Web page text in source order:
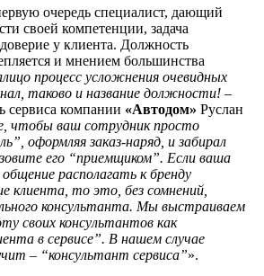
очередь специалист, дающий
своей компетенции, задача
доверие у клиента. Должность
и мнением большинства
процесс усложнения очевидных
таково и название должности! –
сервиса компании «Автодом» Руслан
чтобы ваш сотрудник просто
оформляя заказ-наряд, и забирал
его “приемщиком”. Если ваша
располагать к бренду
клиента, то это, без сомнений,
консультанта. Мы выстраиваем
своих консультантов как
в сервисе”. В нашем случае
– “консультант сервиса”».